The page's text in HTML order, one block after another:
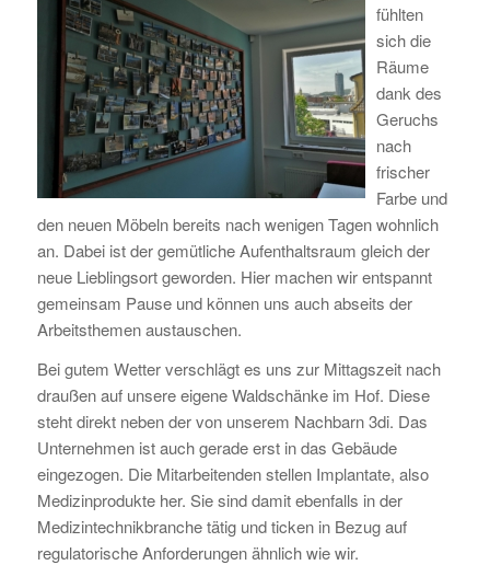
fühlten
sich die
Räume
dank des
Geruchs
nach
frischer
Farbe und
den neuen Möbeln bereits nach wenigen Tagen wohnlich
an. Dabei ist der gemütliche Aufenthaltsraum gleich der
neue Lieblingsort geworden. Hier machen wir entspannt
gemeinsam Pause und können uns auch abseits der
Arbeitsthemen austauschen.
Bei gutem Wetter verschlägt es uns zur Mittagszeit nach
draußen auf unsere eigene Waldschänke im Hof. Diese
steht direkt neben der von unserem Nachbarn 3di. Das
Unternehmen ist auch gerade erst in das Gebäude
eingezogen. Die Mitarbeitenden stellen Implantate, also
Medizinprodukte her. Sie sind damit ebenfalls in der
Medizintechnikbranche tätig und ticken in Bezug auf
regulatorische Anforderungen ähnlich wie wir.